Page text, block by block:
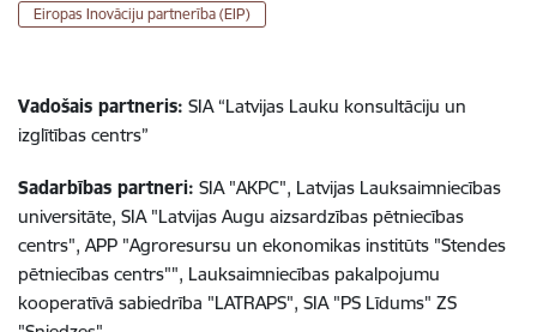
Eiropas Inovāciju partnerība (EIP)
Vadošais partneris: SIA “Latvijas Lauku konsultāciju un
izglītības centrs”
Sadarbības partneri: SIA "AKPC", Latvijas Lauksaimniecības
universitāte, SIA "Latvijas Augu aizsardzības pētniecības
centrs", APP "Agroresursu un ekonomikas institūts "Stendes
pētniecības centrs"", Lauksaimniecības pakalpojumu
kooperatīvā sabiedrība "LATRAPS", SIA "PS Līdums" ZS